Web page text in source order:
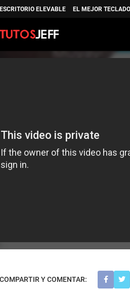
ESCRITORIO ELEVABLE EL MEJOR TECLADO